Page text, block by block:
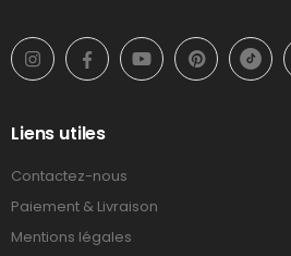
Liens utiles
Contactez-nous
Paiement & Livraison
Mentions légales